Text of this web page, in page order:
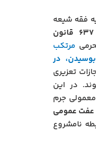
فقه شیعه
ماده ۶۳۷ قانون
مرتکب
بوسیدن، در
تعزیری
در این
جرم
عفت عمومی
نامشروع